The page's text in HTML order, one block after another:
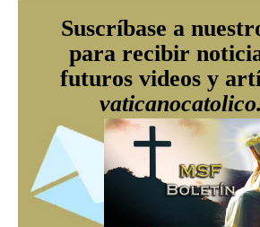
Suscríbase a
para recibir
futuros videos y